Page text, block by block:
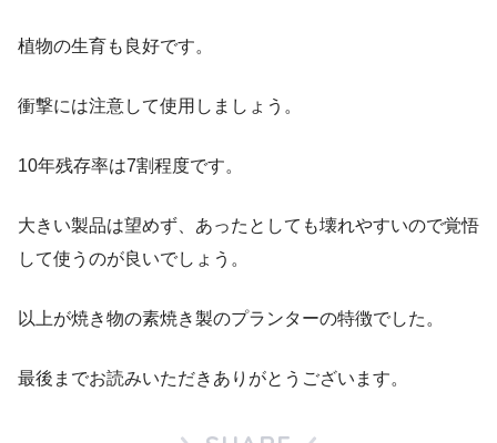
植物の生育も良好です。
衝撃には注意して使用しましょう。
10年残存率は7割程度です。
大きい製品は望めず、あったとしても壊れやすいので覚悟
して使うのが良いでしょう。
以上が焼き物の素焼き製のプランターの特徴でした。
最後までお読みいただきありがとうございます。